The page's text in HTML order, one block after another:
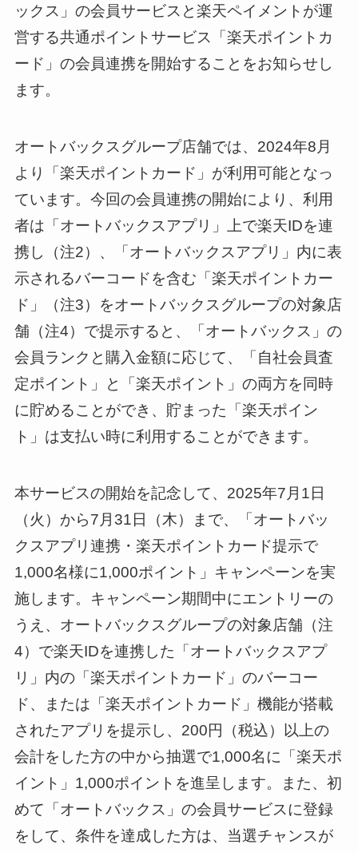
ックス」の会員サービスと楽天ペイメントが運
営する共通ポイントサービス「楽天ポイントカ
ード」の会員連携を開始することをお知らせし
ます。
オートバックスグループ店舗では、2024年8月
より「楽天ポイントカード」が利用可能となっ
ています。今回の会員連携の開始により、利用
者は「オートバックスアプリ」上で楽天IDを連
携し（注2）、「オートバックスアプリ」内に表
示されるバーコードを含む「楽天ポイントカー
ド」（注3）をオートバックスグループの対象店
舗（注4）で提示すると、「オートバックス」の
会員ランクと購入金額に応じて、「自社会員査
定ポイント」と「楽天ポイント」の両方を同時
に貯めることができ、貯まった「楽天ポイン
ト」は支払い時に利用することができます。
本サービスの開始を記念して、2025年7月1日
（火）から7月31日（木）まで、「オートバッ
クスアプリ連携・楽天ポイントカード提示で
1,000名様に1,000ポイント」キャンペーンを実
施します。キャンペーン期間中にエントリーの
うえ、オートバックスグループの対象店舗（注
4）で楽天IDを連携した「オートバックスアプ
リ」内の「楽天ポイントカード」のバーコー
ド、または「楽天ポイントカード」機能が搭載
されたアプリを提示し、200円（税込）以上の
会計をした方の中から抽選で1,000名に「楽天ポ
イント」1,000ポイントを進呈します。また、初
めて「オートバックス」の会員サービスに登録
をして、条件を達成した方は、当選チャンスが